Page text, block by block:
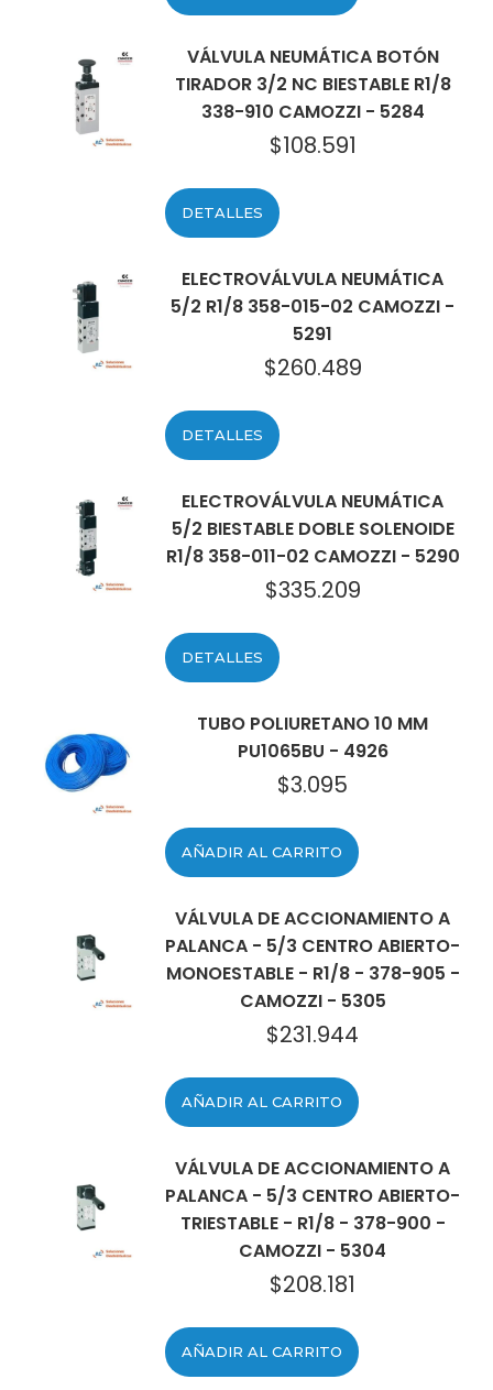
VÁLVULA NEUMÁTICA BOTÓN
TIRADOR 3/2 NC BIESTABLE R1/8
338-910 CAMOZZI - 5284
$108.591
DETALLES
ELECTROVÁLVULA NEUMÁTICA
5/2 R1/8 358-015-02 CAMOZZI -
5291
$260.489
DETALLES
ELECTROVÁLVULA NEUMÁTICA
5/2 BIESTABLE DOBLE SOLENOIDE
R1/8 358-011-02 CAMOZZI - 5290
$335.209
DETALLES
TUBO POLIURETANO 10 MM
PU1065BU - 4926
$3.095
AÑADIR AL CARRITO
VÁLVULA DE ACCIONAMIENTO A
PALANCA - 5/3 CENTRO ABIERTO-
MONOESTABLE - R1/8 - 378-905 -
CAMOZZI - 5305
$231.944
AÑADIR AL CARRITO
VÁLVULA DE ACCIONAMIENTO A
PALANCA - 5/3 CENTRO ABIERTO-
TRIESTABLE - R1/8 - 378-900 -
CAMOZZI - 5304
$208.181
AÑADIR AL CARRITO